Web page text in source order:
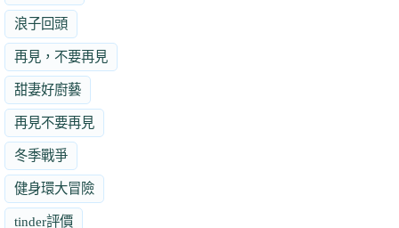
浪子回頭
再見，不要再見
甜妻好廚藝
再見不要再見
冬季戰爭
健身環大冒險
tinder評價